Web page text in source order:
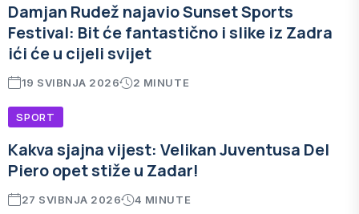
Damjan Rudež najavio Sunset Sports
Festival: Bit će fantastično i slike iz Zadra
ići će u cijeli svijet
19 SVIBNJA 2026 2 MINUTE
SPORT
Kakva sjajna vijest: Velikan Juventusa Del
Piero opet stiže u Zadar!
27 SVIBNJA 2026 4 MINUTE